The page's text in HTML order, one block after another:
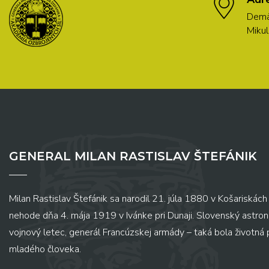
GENERAL MILAN RASTISLAV ŠTEFÁNIK
Milan Rastislav Štefánik sa narodil 21. júla 1880 v
nehode dňa 4. mája 1919 v Ivánke pri Dunaji. Slovenský
vojnový letec, generál Francúzskej armády – taká bola
mladého človeka.